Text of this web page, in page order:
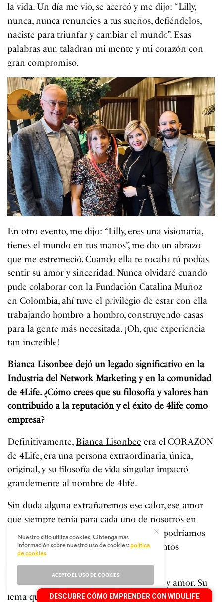
la vida. Un día me vio, se acercó y me dijo: “Lilly,
nunca, nunca renuncies a tus sueños, defiéndelos,
naciste para triunfar y cambiar el mundo”. Esas
palabras aun taladran mi mente y mi corazón con
gran compromiso.
En otro evento, me dijo: “Lilly, eres una visionaria,
tienes el mundo en tus manos”, me dio un abrazo
que me estremeció. Cuando ella te tocaba tú podías
sentir su amor y sinceridad. Nunca olvidaré cuando
pude colaborar con la Fundación Catalina Muñoz
en Colombia, ahí tuve el privilegio de estar con ella
trabajando hombro a hombro, construyendo casas
para la gente más necesitada. ¡Oh, que experiencia
tan increíble!
Bianca Lisonbee dejó un legado significativo en la
Industria del Network Marketing y en la comunidad
de 4Life. ¿Cómo crees que su filosofía y valores han
contribuido a la reputación y el éxito de 4life como
empresa?
Definitivamente, Bianca Lisonbee era el CORAZON
de 4Life, era una persona extraordinaria, única,
original, y su filosofía de vida singular impactó
grandemente al nombre de 4life.
Sin duda alguna extrañaremos ese calor, ese amor
que siempre tenía para cada uno de nosotros en
4Life. Siempre nos recalcaba que solos podríamos
ayudar a algunas personas, pero que “juntos
Era un ejemplo de servicio, fe, paciencia y amor. Su
lema que jamás olvidaré: “A veces anhelo ser el Sol,
Nuestro sitio utiliza cookies. Obtenga más
información sobre nuestro uso de cookies:política
de cookies
ACEPTO EL USO DE COOKIES
DESCUBRE CÓMO EMPRENDER CON WIDULIFE